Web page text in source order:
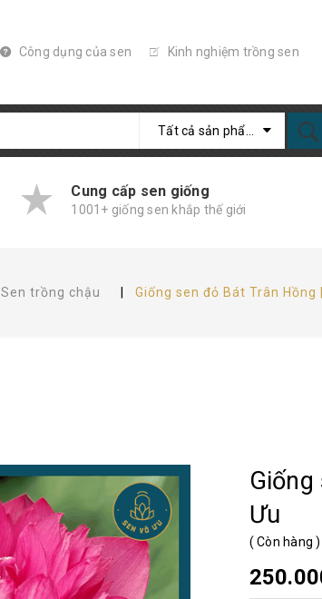
Công dụng của sen Kinh nghiệm trồng sen
Cung cấp sen giống
1001+ giống sen khắp thế giới
Sen trồng chậu Giống sen đỏ Bát Trân Hồng
Giống
Ưu
(Còn hàng)